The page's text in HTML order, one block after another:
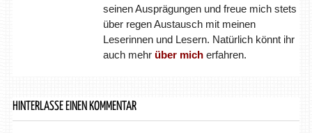
seinen Ausprägungen und freue mich stets
über regen Austausch mit meinen
Leserinnen und Lesern. Natürlich könnt ihr
auch mehr über micherfahren.
HINTERLASSE EINEN KOMMENTAR